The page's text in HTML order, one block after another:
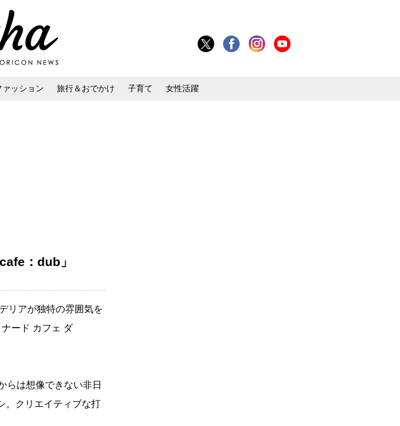
ァッション 旅行＆おでかけ 子育て 女性活躍
：dub」
リアが独特の雰囲気を
ード カフェ ダ
らは想像できない非日
。クリエイティブな打